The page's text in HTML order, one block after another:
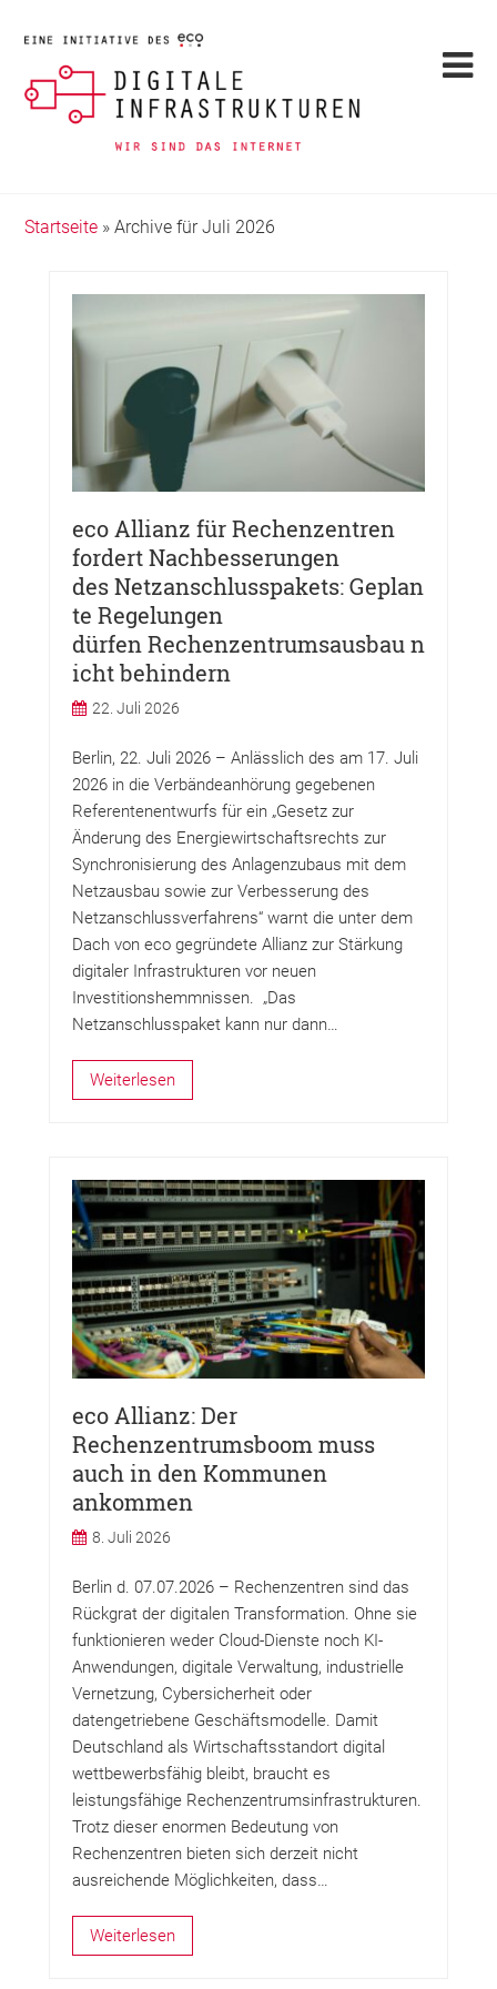
Startseite »Archive für Juli 2026
eco Allianz für Rechenzentren
fordert Nachbesserungen
des Netzanschlusspakets: Geplan
te Regelungen
dürfen Rechenzentrumsausbau n
icht behindern
22. Juli 2026
Berlin, 22. Juli 2026 – Anlässlich des am 17. Juli
2026 in die Verbändeanhörung gegebenen
Referentenentwurfs für ein „Gesetz zur
Änderung des Energiewirtschaftsrechts zur
Synchronisierung des Anlagenzubaus mit dem
Netzausbau sowie zur Verbesserung des
Netzanschlussverfahrens“ warnt die unter dem
Dach von eco gegründete Allianz zur Stärkung
digitaler Infrastrukturen vor neuen
Investitionshemmnissen. „Das
Netzanschlusspaket kann nur dann…
Weiterlesen
eco Allianz: Der
Rechenzentrumsboom muss
auch in den Kommunen
ankommen
8. Juli 2026
Berlin d. 07.07.2026 – Rechenzentren sind das
Rückgrat der digitalen Transformation. Ohne sie
funktionieren weder Cloud-Dienste noch KI-
Anwendungen, digitale Verwaltung, industrielle
Vernetzung, Cybersicherheit oder
datengetriebene Geschäftsmodelle. Damit
Deutschland als Wirtschaftsstandort digital
wettbewerbsfähig bleibt, braucht es
leistungsfähige Rechenzentrumsinfrastrukturen.
Trotz dieser enormen Bedeutung von
Rechenzentren bieten sich derzeit nicht
ausreichende Möglichkeiten, dass…
Weiterlesen